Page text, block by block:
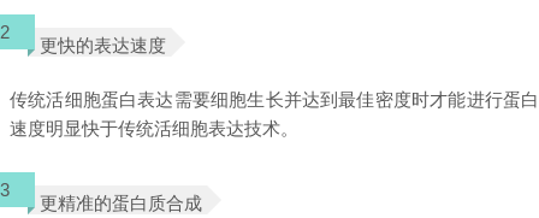
2
更快的表达速度
传统活细胞蛋白表达需要细胞生长并达到最佳密度时才能进行蛋
速度明显快于传统活细胞表达技术。
3
更精准的蛋白质合成